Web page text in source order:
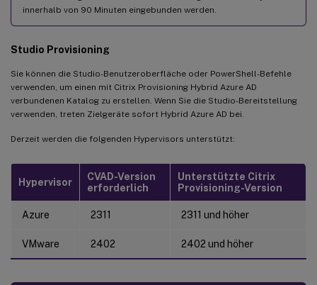
innerhalb von 90 Minuten eingebunden werden.
Studio Provisioning
Sie können die Studio-Benutzeroberfläche oder PowerShell-Befehle
verwenden, um einen mit Citrix Provisioning Hybrid Azure AD
verbundenen Katalog zu erstellen. Wenn Sie die Studio-Bereitstellung
verwenden, treten Zielgeräte sofort Hybrid Azure AD bei.
Derzeit werden die folgenden Hypervisors unterstützt:
Hypervisor
CVAD-Version
erforderlich
Unterstützte Citrix
Provisioning-Version
Azure 2311 2311 und höher
VMware 2402 2402 und höher